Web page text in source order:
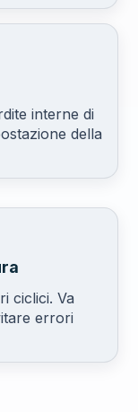
interne di
della
ciclici. Va
errori